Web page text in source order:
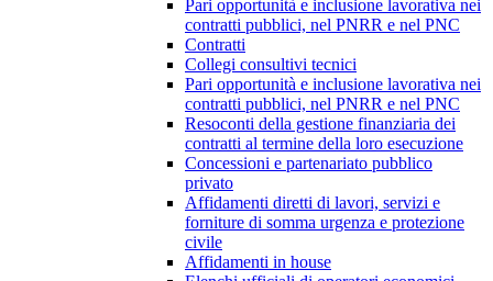
Pari opportunità e inclusione lavorativa nei
contratti pubblici, nel PNRR e nel PNC
Contratti
Collegi consultivi tecnici
Pari opportunità e inclusione lavorativa nei
contratti pubblici, nel PNRR e nel PNC
Resoconti della gestione finanziaria dei
contratti al termine della loro esecuzione
Concessioni e partenariato pubblico
privato
Affidamenti diretti di lavori, servizi e
forniture di somma urgenza e protezione
civile
Affidamenti in house